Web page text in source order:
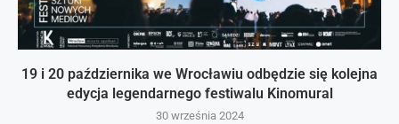
19 i 20 października we Wrocławiu odbędzie się kolejna
edycja legendarnego festiwalu Kinomural
30 września 2024